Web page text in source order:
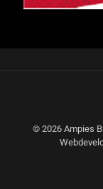
© 2026 Ampies